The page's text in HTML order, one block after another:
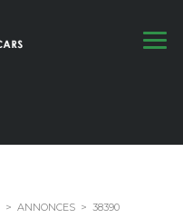
> ANNONCES > 38390